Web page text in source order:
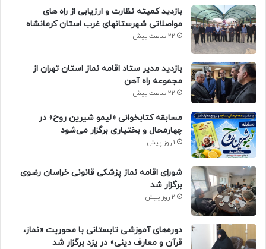
بازدید کمیته نظارت و ارزیابی از راه های
مواصلاتی شهرستانهای غرب استان کرمانشاه
22 ساعت پیش
بازدید مدیر ستاد اقامه نماز استان تهران از
مجموعه راه آهن
22 ساعت پیش
مسابقه کتابخوانی «لیمو شیرین روح» در
چهارمحال و بختیاری برگزار می‌شود
1 روز پیش
شورای اقامه نماز پزشکی قانونی خراسان رضوی
برگزار شد
2 روز پیش
دوره‌های آموزشی تابستانی با محوریت «نماز،
قرآن و معارف دینی» در یزد برگزار شد